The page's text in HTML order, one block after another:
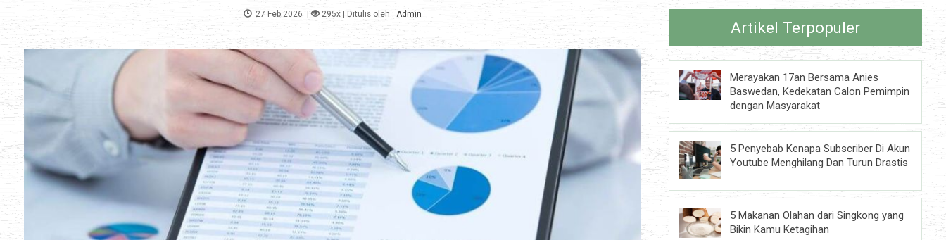
27 Feb 2026 | 295x| Ditulis oleh : Admin
Artikel Terpopuler
Merayakan 17an Bersama Anies
Baswedan, Kedekatan Calon Pemimpin
dengan Masyarakat
5 Penyebab Kenapa Subscriber Di Akun
Youtube Menghilang Dan Turun Drastis
5 Makanan Olahan dari Singkong yang
Bikin Kamu Ketagihan